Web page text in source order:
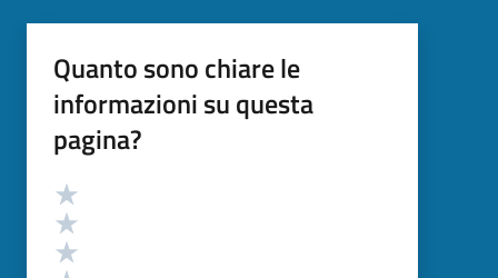
Quanto sono chiare le
informazioni su questa
pagina?
Valutazione